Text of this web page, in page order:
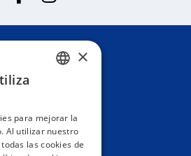
ENGLISH
×
para mejorar la
Al utilizar nuestro
las cookies de